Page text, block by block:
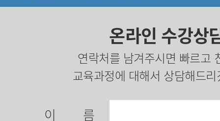
온라인 수강상
연락처를 남겨주시면 빠르고
교육과정에 대해서 상담해드
이름